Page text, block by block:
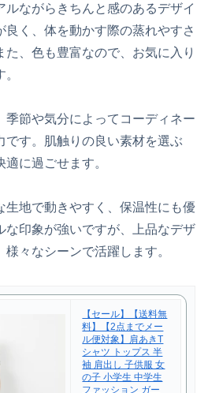
ルながらきちんと感のあるデザイ
良く、体を動かす際の蒸れやすさ
た、色も豊富なので、お気に入り
季節や気分によってコーディネー
です。肌触りの良い素材を選ぶ
に過ごせます。
生地で動きやすく、保温性にも優
な印象が強いですが、上品なデザ
々なシーンで活躍します。
【セール】【送料無
料】【2点までメー
ル便対象】肩あきT
シャツ トップス 半
袖 肩出し 子供服 女
の子 小学生 中学生
ファッション ガー